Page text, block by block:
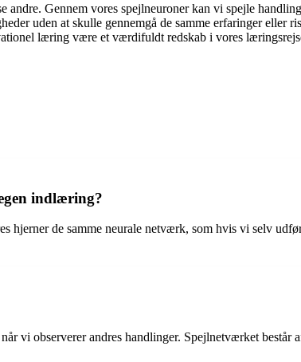
Gennem vores spejlneuroner kan vi spejle
uden at skulle gennemgå de samme erfaringer eller
læring være et værdifuldt redskab i vores
indlæring?
hjerner de samme neurale netværk, som hvis vi selv
vi observerer andres handlinger. Spejlnetværket består